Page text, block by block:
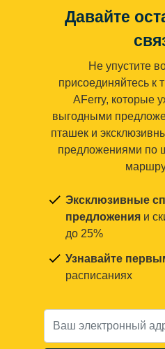
Давайте
Не упустите
присоединяйтесь к
AFerry, которые
выгодными
пташек и
предложениями по
Эксклюзивные
предложения и
до 25%
Узнавайте
расписаниях